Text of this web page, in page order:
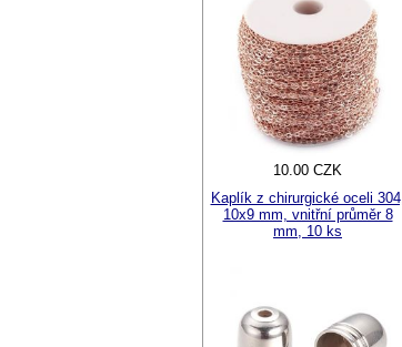
10.00 CZK
Kaplík z chirurgické oceli 304,
10x9 mm, vnitřní průměr 8
mm, 10 ks